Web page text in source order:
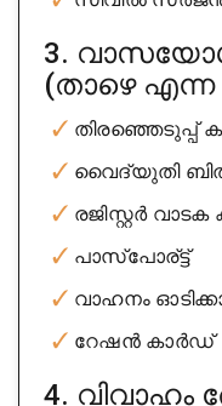
3.
(താഴെ
തിരഞ്ഞെടുപ്പ്
വൈദ്യുതി
രജിസ്റ്റർ
പാസ്പോര്ട്ട്
വാഹനം
റേഷൻ കാർഡ്
4. വിവാഹം